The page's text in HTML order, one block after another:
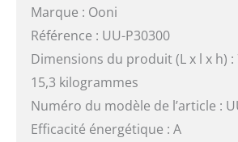
Marque : Ooni
Référence : UU-P30300
Dimensions du produit (L x l x h) :
15,3 kilogrammes
Numéro du modèle de l’article :
Efficacité énergétique : A